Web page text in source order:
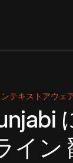
ンテキストアウェ
イン